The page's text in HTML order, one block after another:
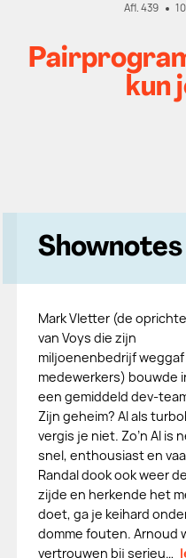
Afl. 439
kun
Shownotes
Mark Vletter (de
van Voys die zijn
miljoenenbedrijf weggaf
medewerkers) bouwde
een gemiddeld dev-
Zijn geheim? AI als
vergis je niet. Zo’n AI is
snel, enthousiast en
Randal dook ook weer
zijde en herkende het
doet, ga je keihard
domme fouten. Arnoud
vertrouwen bij serieu…